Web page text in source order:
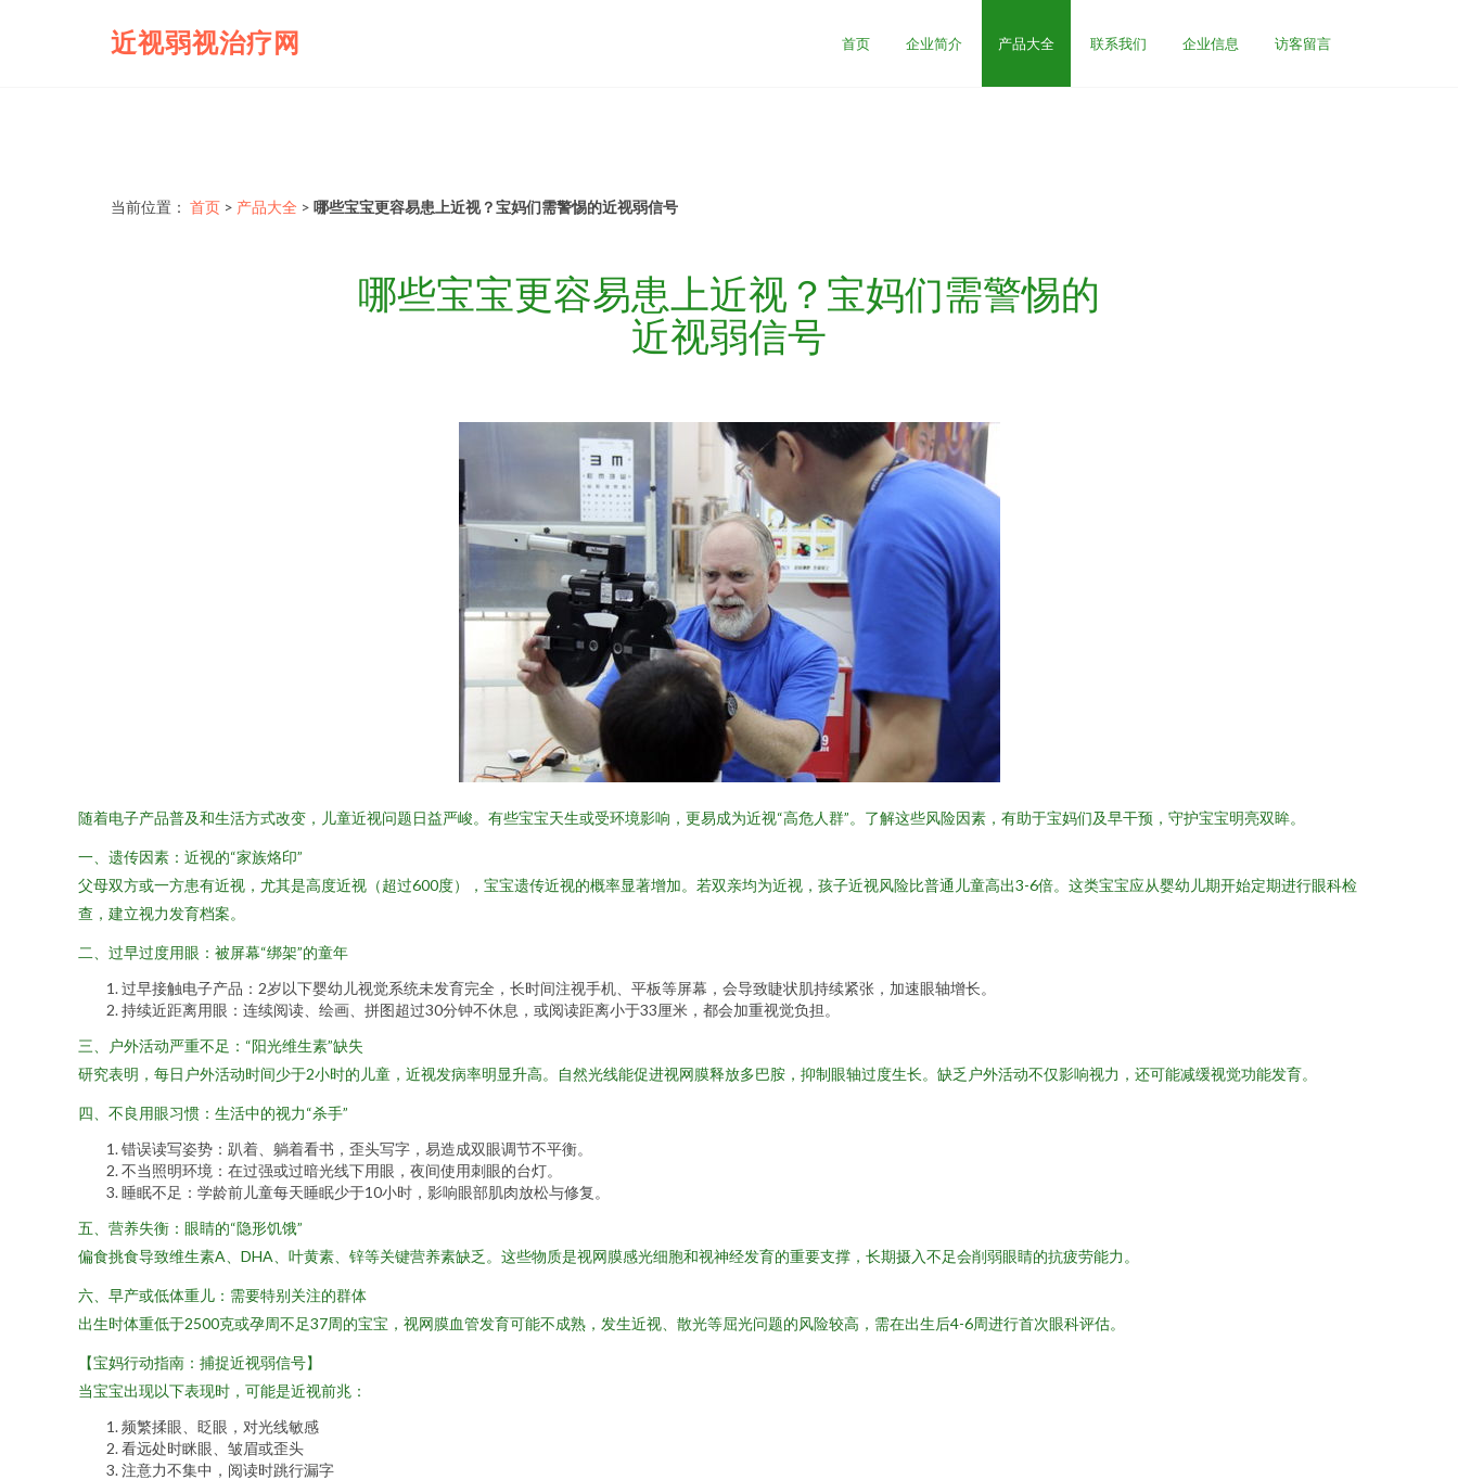
近视弱视治疗网 首页 企业简介 产品大全 联系我们 企业信息 访客留言
当前位置： 首页 > 产品大全 > 哪些宝宝更容易患上近视？宝妈们需警惕的近视弱信号
哪些宝宝更容易患上近视？宝妈们需警惕的
近视弱信号
随着电子产品普及和生活方式改变，儿童近视问题日益严峻。有些宝宝天生或受环境影响，更易成为近视“高危人群”。了解这些风险因素，有助于宝妈们及早干预，守护宝宝明亮双眸。
一、遗传因素：近视的“家族烙印”
父母双方或一方患有近视，尤其是高度近视（超过600度），宝宝遗传近视的概率显著增加。若双亲均为近视，孩子近视风险比普通儿童高出3-6倍。这类宝宝应从婴幼儿期开始定期进行眼科检
查，建立视力发育档案。
二、过早过度用眼：被屏幕“绑架”的童年
过早接触电子产品：2岁以下婴幼儿视觉系统未发育完全，长时间注视手机、平板等屏幕，会导致睫状肌持续紧张，加速眼轴增长。
持续近距离用眼：连续阅读、绘画、拼图超过30分钟不休息，或阅读距离小于33厘米，都会加重视觉负担。
三、户外活动严重不足：“阳光维生素”缺失
研究表明，每日户外活动时间少于2小时的儿童，近视发病率明显升高。自然光线能促进视网膜释放多巴胺，抑制眼轴过度生长。缺乏户外活动不仅影响视力，还可能减缓视觉功能发育。
四、不良用眼习惯：生活中的视力“杀手”
错误读写姿势：趴着、躺着看书，歪头写字，易造成双眼调节不平衡。
不当照明环境：在过强或过暗光线下用眼，夜间使用刺眼的台灯。
睡眠不足：学龄前儿童每天睡眠少于10小时，影响眼部肌肉放松与修复。
五、营养失衡：眼睛的“隐形饥饿”
偏食挑食导致维生素A、DHA、叶黄素、锌等关键营养素缺乏。这些物质是视网膜感光细胞和视神经发育的重要支撑，长期摄入不足会削弱眼睛的抗疲劳能力。
六、早产或低体重儿：需要特别关注的群体
出生时体重低于2500克或孕周不足37周的宝宝，视网膜血管发育可能不成熟，发生近视、散光等屈光问题的风险较高，需在出生后4-6周进行首次眼科评估。
【宝妈行动指南：捕捉近视弱信号】
当宝宝出现以下表现时，可能是近视前兆：
频繁揉眼、眨眼，对光线敏感
看远处时眯眼、皱眉或歪头
注意力不集中，阅读时跳行漏字